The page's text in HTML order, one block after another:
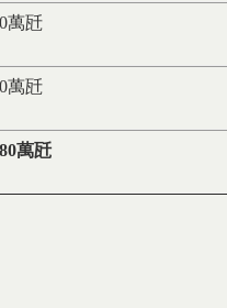
萬瓩
萬瓩
萬瓩